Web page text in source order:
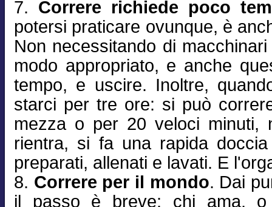
7. Correre richiede poco
potersi praticare ovunque, è
Non necessitando di
modo appropriato, e anche
tempo, e uscire. Inoltre,
starci per tre ore: si può
mezza o per 20 veloci minuti,
rientra, si fa una rapida
preparati, allenati e lavati. E
8. Correre per il mondo. Dai
il passo è breve: chi ama,